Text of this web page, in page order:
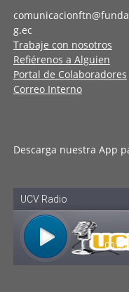
g.ec
Trabaje con nosotros
Refiérenos a Alguien
Portal de Colaboradores
Correo Interno
Descarga nuestra App